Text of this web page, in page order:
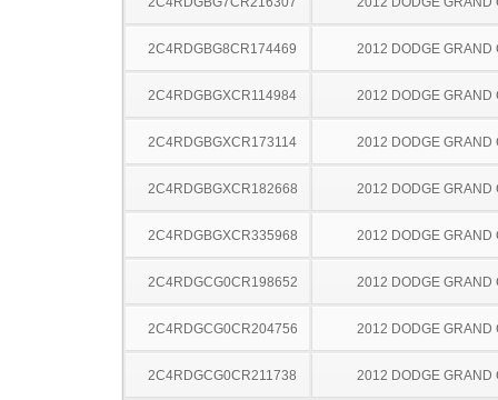
2C4RDGBG8CR174469 2012 DODGE GRAND
2C4RDGBGXCR114984 2012 DODGE GRAND
2C4RDGBGXCR173114 2012 DODGE GRAND
2C4RDGBGXCR182668 2012 DODGE GRAND
2C4RDGBGXCR335968 2012 DODGE GRAND
2C4RDGCG0CR198652 2012 DODGE GRAND
2C4RDGCG0CR204756 2012 DODGE GRAND
2C4RDGCG0CR211738 2012 DODGE GRAND